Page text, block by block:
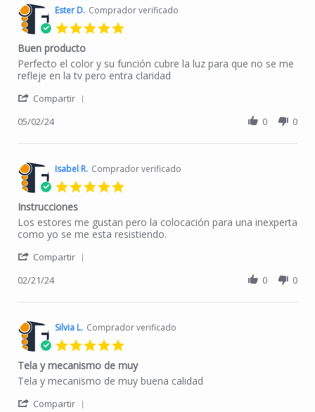
Ester D. Comprador verificado
Buen producto
Review by Ester D. on 2 May 2024
review stating Buen producto
Perfecto el color y su función cubre la luz para que no se me
refleje en la tv pero entra claridad
Compartir
05/02/24 0 0
Isabel R. Comprador verificado
Instrucciones
Review by Isabel R. on 21 Feb 2024
review stating Instrucciones
Los estores me gustan pero la colocación para una inexperta
como yo se me esta resistiendo.
Compartir
02/21/24 0 0
Silvia L. Comprador verificado
Tela y mecanismo de muy
Review by Silvia L. on 30 Dec 2023
review stating Tela y mecanismo de muy
Tela y mecanismo de muy buena calidad
Compartir